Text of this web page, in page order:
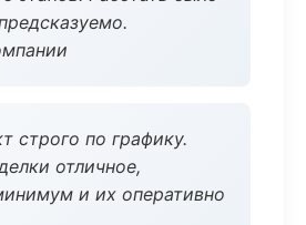
строго по графику.
отличное,
и их оперативно